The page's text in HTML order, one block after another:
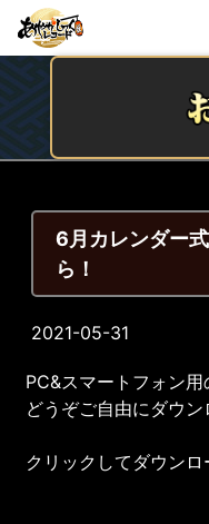
6月カレンダー
ら！
2021-05-31
PC&スマートフォン用
どうぞご自由にダウン
クリックしてダウン